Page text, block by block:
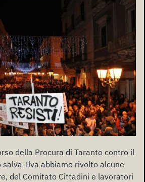
della Procura di Taranto contro il
Ilva abbiamo rivolto alcune
del Comitato Cittadini e lavoratori